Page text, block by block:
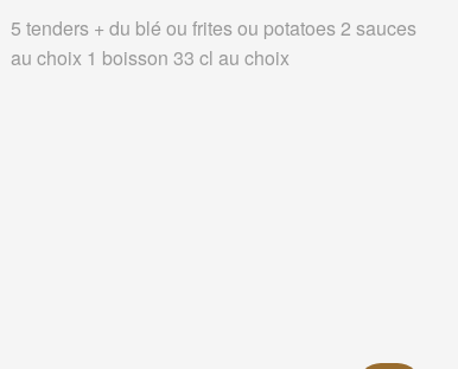
5 tenders + du blé ou frites ou potatoes 2 sauces
au choix 1 boisson 33 cl au choix